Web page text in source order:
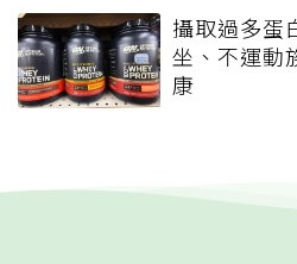
攝取過多蛋
坐、不運動
康